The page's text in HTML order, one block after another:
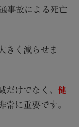
事故による死亡
きく減らせま
だけでなく、 健
常に重要です。